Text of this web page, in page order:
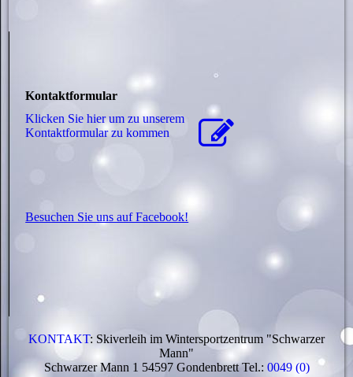
Kontaktformular
Klicken Sie hier um zu unserem
Kon­takt­for­mu­lar zu kommen
Besuchen Sie uns auf Facebook!
KONTAKT: Skiverleih im Wintersportzentrum "Schwarzer
Mann"
Schwarzer Mann 1 54597 Gondenbrett Tel.: 0049 (0)